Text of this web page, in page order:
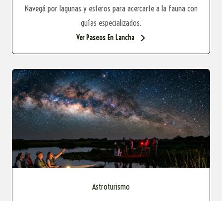
Navegá por lagunas y esteros para acercarte a la fauna con
guías especializados.
Ver Paseos En Lancha
Astroturismo